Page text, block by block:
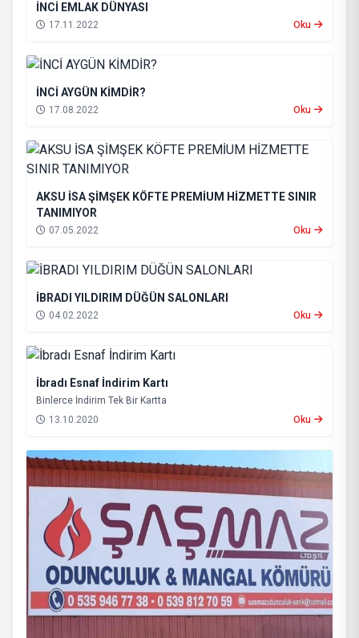
İNCİ EMLAK DÜNYASI
17.11.2022 Oku
İNCİ AYGÜN KİMDİR?
17.08.2022 Oku
AKSU İSA ŞİMŞEK KÖFTE PREMİUM HİZMETTE SINIR
TANIMIYOR
07.05.2022 Oku
İBRADI YILDIRIM DÜĞÜN SALONLARI
04.02.2022 Oku
İbradı Esnaf İndirim Kartı
Binlerce İndirim Tek Bir Kartta
13.10.2020
Oku